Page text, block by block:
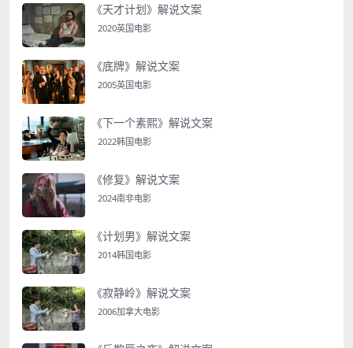
《天才计划》解说文案
2020英国电影
《底牌》解说文案
2005英国电影
《下一个素熙》解说文案
2022韩国电影
《修复》解说文案
2024南非电影
《计划男》解说文案
2014韩国电影
《寂静岭》解说文案
2006加拿大电影